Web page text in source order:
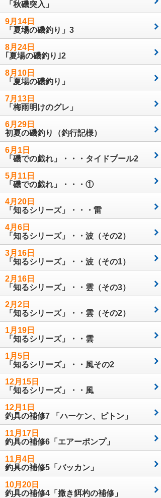
「秋磯突入」
9月14日
「夏場の磯釣り」3
8月24日
｢夏場の磯釣り｣2
8月10日
「夏場の磯釣り」
7月13日
「梅雨明けのグレ」
6月29日
初夏の磯釣り（釣行記様）
6月1日
「磯での戯れ」・・・タイドプール2
5月11日
「磯での戯れ」・・・①
4月20日
「知るシリーズ」・・・雷
4月6日
「知るシリーズ」・・波（その2）
3月16日
「知るシリーズ」・・波（その1）
2月16日
「知るシリーズ」・・雲（その3）
2月2日
「知るシリーズ」・・雲（その2）
1月19日
「知るシリーズ」・・雲
1月5日
「知るシリーズ」・・風その2
12月15日
「知るシリーズ」・・風
12月1日
釣具の補修7 「ハーケン、ピトン」
11月17日
釣具の補修6「エアーポンプ」
11月4日
釣具の補修5「バッカン」
10月20日
釣具の補修4「撒き餌杓の補修」